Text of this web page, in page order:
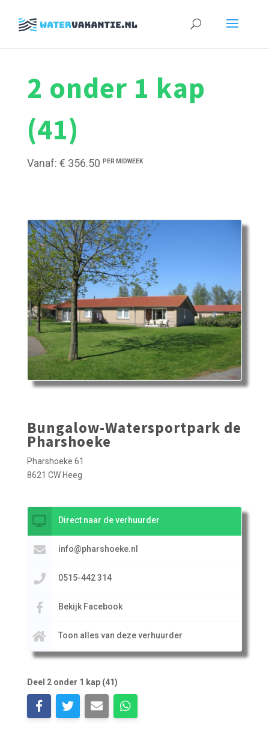
Zoeken
2 onder 1 kap
(41)
Vanaf: € 356.50 PER MIDWEEK
Bungalow-Watersportpark de
Pharshoeke
Pharshoeke 61
8621 CW Heeg
Direct naar de verhuurder
info@pharshoeke.nl
0515-442 314
Bekijk Facebook
Toon alles van deze verhuurder
Deel 2 onder 1 kap (41)